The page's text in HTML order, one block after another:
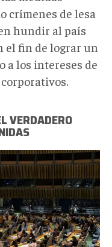
crímenes de lesa
hundir al país
el fin de lograr un
a los intereses de
VERDADERO